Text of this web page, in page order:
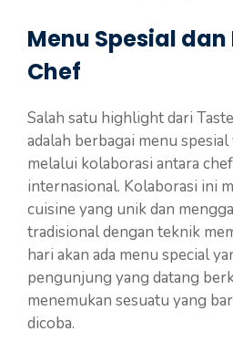
Menu Spesial
Chef
Salah satu highlight dari
adalah berbagai menu
melalui kolaborasi antara
internasional. Kolaborasi ini
cuisine yang unik dan
tradisional dengan teknik
hari akan ada menu special
pengunjung yang datang
menemukan sesuatu yang
dicoba.